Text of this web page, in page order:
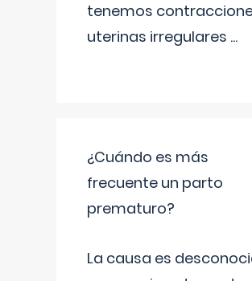
tenemos
uterinas irregulares ...
¿Cuándo es más
frecuente un parto
prematuro?
La causa es